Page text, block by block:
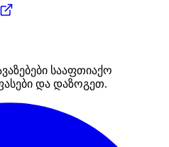
სააფთიაქო
და დაზოგეთ.